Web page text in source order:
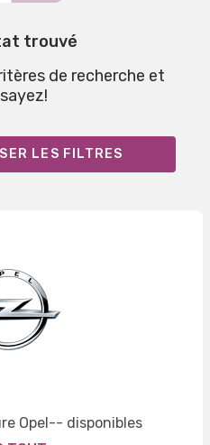
trouvé
de recherche et
LES FILTRES
Opel-- disponibles